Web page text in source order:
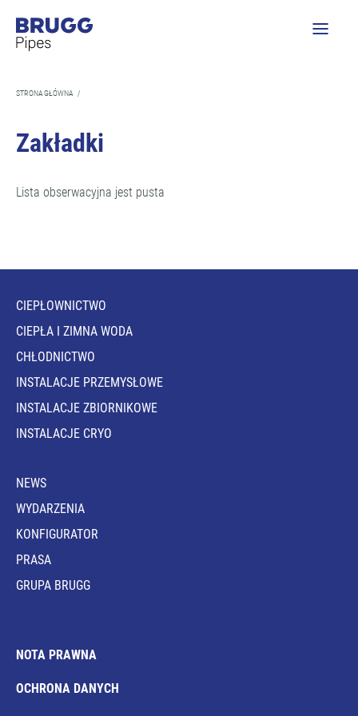
STRONA GŁÓWNA /
Zakładki
Lista obserwacyjna jest pusta
CIEPŁOWNICTWO
CIEPŁA I ZIMNA WODA
CHŁODNICTWO
INSTALACJE PRZEMYSŁOWE
INSTALACJE ZBIORNIKOWE
INSTALACJE CRYO
NEWS
WYDARZENIA
KONFIGURATOR
PRASA
GRUPA BRUGG
NOTA PRAWNA
OCHRONA DANYCH